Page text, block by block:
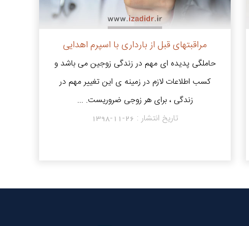
مراقبتهای قبل از بارداری با اسپرم اهدایی
حاملگی پدیده ای مهم در زندگی زوجین می باشد و
کسب اطلاعات لازم در زمینه ی این تغییر مهم در
زندگی ، برای هر زوجی ضروریست. ...
تاریخ انتشار : 1398-11-26